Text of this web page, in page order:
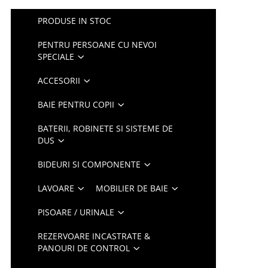
PRODUSE IN STOC
PENTRU PERSOANE CU NEVOI
SPECIALE
ACCESORII
BAIE PENTRU COPII
BATERII, ROBINETE SI SISTEME DE
DUS
BIDEURI SI COMPONENTE
LAVOARE MOBILIER DE BAIE
PISOARE / URINALE
REZERVOARE INCASTRATE &
PANOURI DE CONTROL